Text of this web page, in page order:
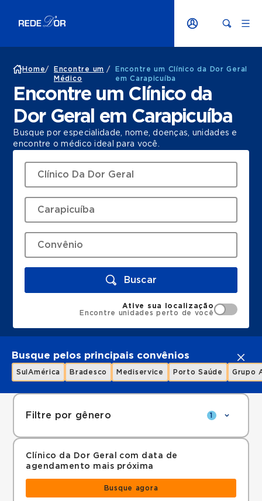
Home/
Encontre um
Médico
/
Encontre um Clínico da Dor Geral
em Carapicuíba
Encontre um Clínico da
Dor Geral em Carapicuíba
Busque por especialidade, nome, doenças, unidades e
encontre o médico ideal para você.
Buscar
Ative sua localização
Encontre unidades perto de você
Busque pelos principais convênios
SulAmérica Bradesco Mediservice Porto Saúde Grupo
Filtre por gênero 1
Clínico da Dor Geral com data de
agendamento mais próxima
Busque agora